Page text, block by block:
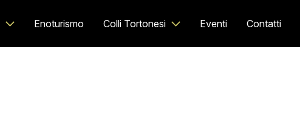
Enoturismo Colli Tortonesi Eventi Contatti